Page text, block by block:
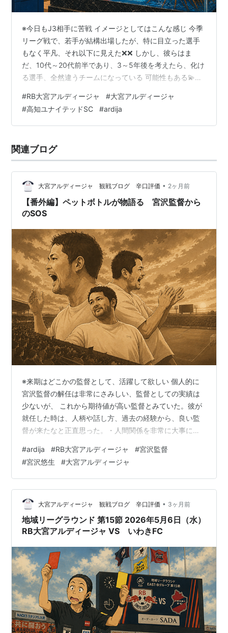
※今日もJ3相手に苦戦 イメージとしてはこんな感じ 今季
リーグ戦で、若手が結構出場したが、特に目立った選手
もなく平凡、それ以下に見えた❌️❌️ しかし、彼らはま
だ、10代～20代前半であり、3～5年後を考えたら、化け
る選手、全然違うチームになっている 可能性もある💫そ
しだけ期待しとるけど、 他チームは若手でも既に活躍し
ている選手👱 おるで。それと比較してしまうわ、プロな
んで💴 当分は、お弁当🍱を食べるために、NACK5の雰囲
したとき既に心折れてたやろ」と掲示板に記載があり📚️
笑…
#RB大宮アルディージャ #大宮アルディージャ
#高知ユナイテッドSC #ardija
関連ブログ
大宮アルディージャ 観戦ブログ 辛口評価 • 2ヶ月前
【番外編】ペットボトルが物語る 宮沢監督から
のSOS
※来期はどこかの監督として、活躍して欲しい 個人的に
宮沢監督の解任は非常にさみしい、監督としての実績は
少ないが、 これから期待値が高い監督とみていた。彼が
就任した時は、人柄や話し方、過去の経験から、良い監
督が来たなと正直思った。・人間関係を非常に大事にす
督であった。では、なぜ解任されたのか？ 今回の解任
は、彼自身の能力よりも、レッドブルという巨大利権企
業に よる現場軽視の組織運営・現場への過度なプレッシ
ャーが招いた結果だとみる。 彼の日頃の練習風景や態度
から、ペットボトルをあの場面で投げ捨てるという行為
は考えられない。では、なぜ後半、最後のあの…
#ardija #RB大宮アルディージャ #宮沢監督
#宮沢悠生 #大宮アルディージャ
大宮アルディージャ 観戦ブログ 辛口評価 • 3ヶ月前
地域リーグラウンド 第15節 2026年5月6日（水）
RB大宮アルディージャ VS いわきFC